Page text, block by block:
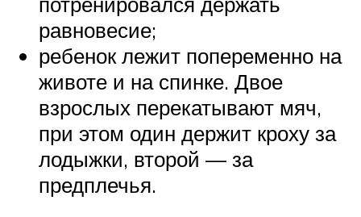
равновесие;
ребенок лежит попеременно на
животе и на спинке. Двое
взрослых перекатывают мяч,
при этом один держит кроху за
лодыжки, второй — за
предплечья.